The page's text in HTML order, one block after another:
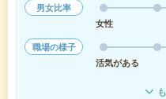
男女比率
女性
職場の様子
活気がある